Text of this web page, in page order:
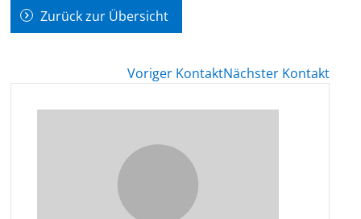
Zurück zur Übersicht
Voriger KontaktNächster Kontakt